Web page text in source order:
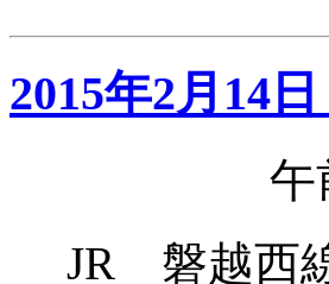
2015年2月14
午
JR 磐越西